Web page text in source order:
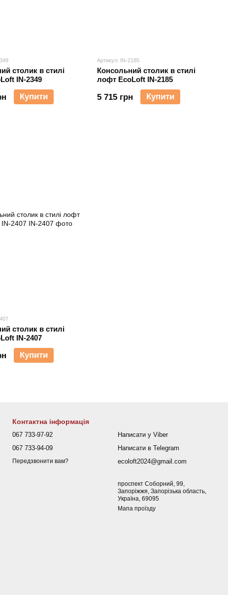
столик в стилі
IN-2349
Купити
Артикул: IN-2185
Консольний столик в стилі
лофт EcoLoft IN-2185
5 715 грн Купити
столик в стилі
IN-2407
Купити
Контактна інформація
067 733-97-92
067 733-94-09
Передзвонити вам?
Написати у Viber
Написати в Telegram
ecoloft2024@gmail.com
проспект Соборний, 99,
Запоріжжя, Запорізька область,
Україна, 69095
Мапа проїзду